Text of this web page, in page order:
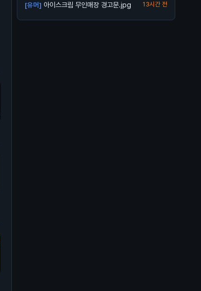
[유머] 아이스크림 무인매장 경고문.jpg 13시간 전